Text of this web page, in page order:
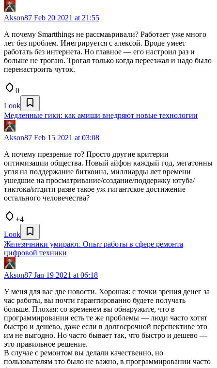
Akson87 Feb 20 2021 at 21:55
А почему Smartthings не рассмаьривали? Работает уже много
лет без проблем. Инегрируется с алексой. Вроде умеет
работать без интернета. Но главное — его настроил раз и
больше не трогаю. Трогал только когда переезжал и надо было
перенастроить чуток.
0
Look
Медленные гики: как амиши внедряют новые технологии
Akson87 Feb 15 2021 at 03:08
А почему презрение то? Просто другие критерии
оптимизации общества. Новый айфон каждый год, мегатонны
угля на поддержание биткоина, миллиарды лет времени
ушедшие на просматривание/создание/поддержку ютуба/
тиктока/итдитп разве такое уж гигантское достижение
остального человечества?
+4
Look
Железячники умирают. Опыт работы в сфере ремонта
цифровой техники
Akson87 Jan 19 2021 at 06:18
У меня для вас две новости. Хорошая: с точки зрения денег за
час работы, вы почти гарантированно будете получать
больше. Плохая: со временем вы обнаружите, что в
программировании есть те же проблемы — люди часто хотят
быстро и дешево, даже если в долгосрочной перспективе это
им не выгодно. Но часто бывает так, что быстро и дешево —
это правильное решение.
В случае с ремонтом вы делали качественно, но
пользователям это было не важно, в программировании часто